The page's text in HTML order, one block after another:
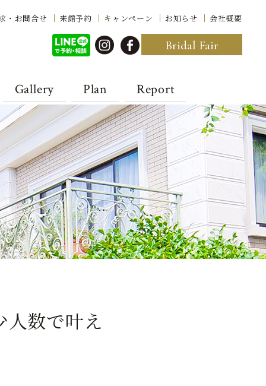
・お問合せ 来館予約 キャンペーン お知らせ 会社概要
Bridal Fair
Gallery Plan Report
人数で叶え